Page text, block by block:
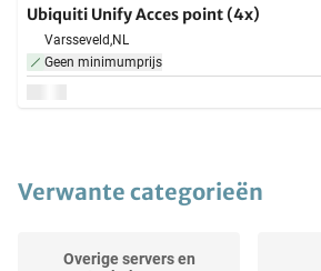
Ubiquiti Unify Acces point (4x)
Varsseveld,NL
Geen minimumprijs
Verwante categorieën
Overige servers en